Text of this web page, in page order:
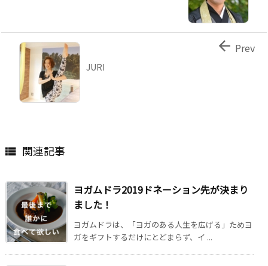
JURI
 Prev
 関連記事
ヨガムドラ2019ドネーション先が決まり
ました！
ヨガムドラは、「ヨガのある人生を広げる」ためヨ
ガをギフトするだけにとどまらず、イ ...